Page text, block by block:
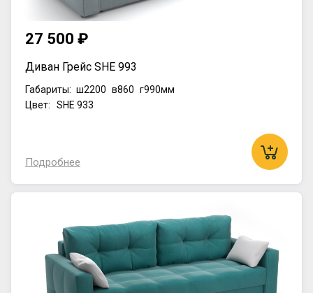
27 500 ₽
Диван Грейс SHE 993
Габариты: ш2200 в860 г990мм
Цвет: SHE 933
Подробнее